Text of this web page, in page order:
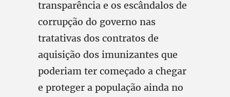
transparência e os escândalos de
corrupção do governo nas
tratativas dos contratos de
aquisição dos imunizantes que
poderiam ter começado a chegar
e proteger a população ainda no